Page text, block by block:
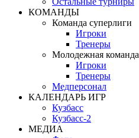
КОМАНДЫ
Команда суперлиги
Игроки
Тренеры
Молодежная команда
Игроки
Тренеры
Медперсонал
КАЛЕНДАРЬ ИГР
Кузбасс
Кузбасс-2
МЕДИА